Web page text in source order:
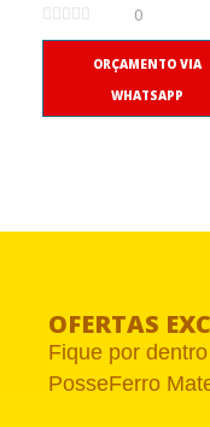
0
ORÇAMENTO VIA
WHATSAPP
OFERTAS
Fique por
PosseFerro